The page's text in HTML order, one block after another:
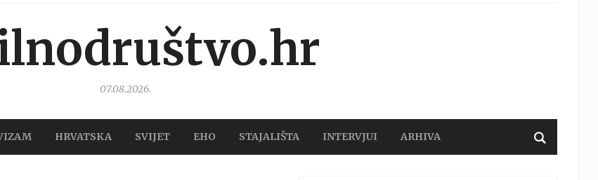
07.08.2026.
HRVATSKA SVIJET EHO STAJALIŠTA INTERVJUI ARHIVA